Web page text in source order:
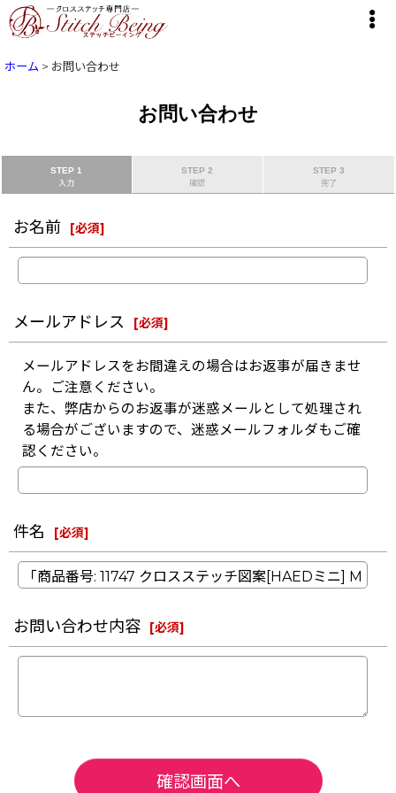
ホーム > お問い合わせ
お問い合わせ
STEP 1
入力
STEP 2
確認
STEP 3
完了
お名前 [必須]
メールアドレス [必須]
メールアドレスをお間違えの場合はお返事が届きませ
ん。ご注意ください。
また、弊店からのお返事が迷惑メールとして処理され
る場合がございますので、迷惑メールフォルダもご確
認ください。
件名 [必須]
お問い合わせ内容 [必須]
確認画面へ